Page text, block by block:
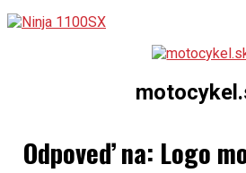
Odpoveď na: Logo